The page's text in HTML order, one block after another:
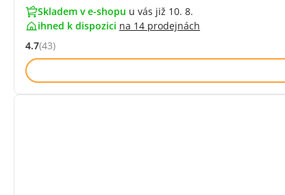
Skladem v e-shopu u vás již 10. 8.
ihned k dispozici na 14 prodejnách
Hodnocení: 4.7 z 5 (43 recenzí)
4.7(43)